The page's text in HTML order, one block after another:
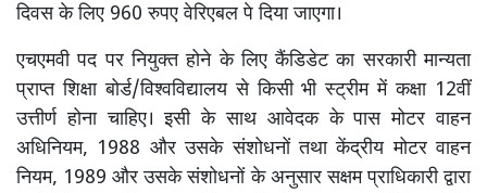
दिवस के लिए 960 रुपए वेरिएबल पे दिया जाएगा।
एचएमवी पद पर नियुक्त होने के लिए कैंडिडेट का सरकारी मान्यता
प्राप्त शिक्षा बोर्ड/विश्वविद्यालय से किसी भी स्ट्रीम में कक्षा 12वीं
उत्तीर्ण होना चाहिए। इसी के साथ आवेदक के पास मोटर वाहन
अधिनियम, 1988 और उसके संशोधनों तथा केंद्रीय मोटर वाहन
नियम, 1989 और उसके संशोधनों के अनुसार सक्षम प्राधिकारी द्वारा